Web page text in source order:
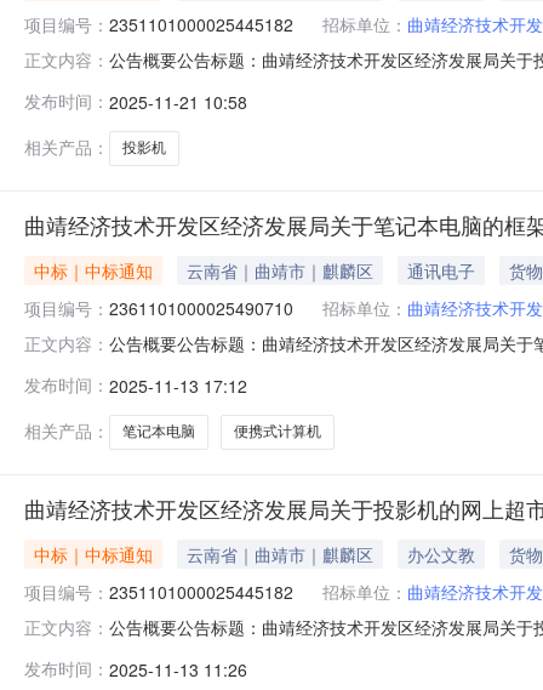
项目编号： 2351101000025445182 招标单位： 曲靖经济技术开
正文内容： 公告概要公告标题：曲靖经济技术开发区经济发展局关
直接采购六、采购公告发布日期：七、终止原因：原因
址：云南省曲靖市麒
发布时间： 2025-11-21 10:58
相关产品：
投影机
曲靖经济技术开发区经济发展局关于笔记本电脑的框
中标｜中标通知 云南省｜曲靖市｜麒麟区 通讯电子
货物
项目编号： 2361101000025490710 招标单位： 曲靖经济技术开
正文内容： 公告概要公告标题：曲靖经济技术开发区经济发展局关
展局关于笔记本电脑的框架协议采购项目项目编号：
发布时间： 2025-11-13 17:12
相关产品：
笔记本电脑 便携式计算机
曲靖经济技术开发区经济发展局关于投影机的网上超
中标｜中标通知 云南省｜曲靖市｜麒麟区 办公文教
货物
项目编号： 2351101000025445182 招标单位： 曲靖经济技术开
正文内容： 公告概要公告标题：曲靖经济技术开发区经济发展局关
投影机的网上超市采购项目项目编号：
发布时间： 2025-11-13 11:26